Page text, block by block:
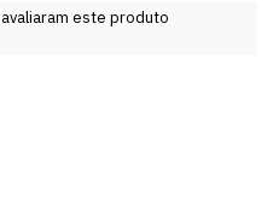
este produto